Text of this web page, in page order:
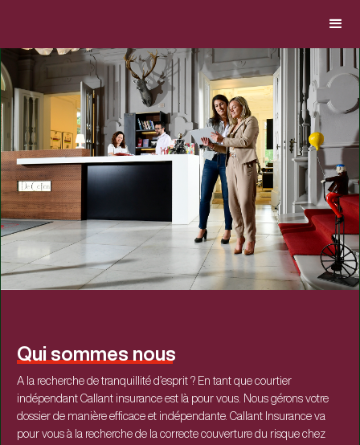
Qui sommes nous
A la recherche de tranquillité d’esprit ? En tant que courtier
indépendant Callant insurance est là pour vous. Nous gérons votre
dossier de manière efficace et indépendante. Callant Insurance va
pour vous à la recherche de la correcte couverture du risque chez